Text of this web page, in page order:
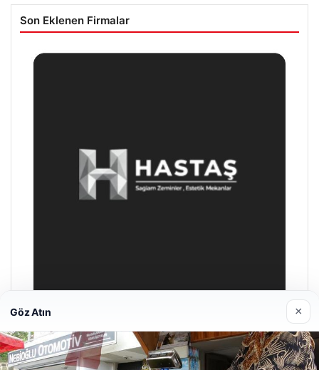
Son Eklenen Firmalar
Prenses Night Club
29/04/2026
Göz Atın ×